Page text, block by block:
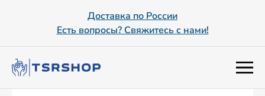
Доставка по России
Есть вопросы? Свяжитесь с нами!